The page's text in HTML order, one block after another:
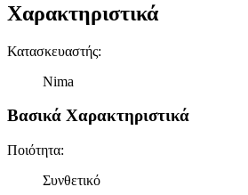
Χαρακτηριστικά
Κατασκευαστής:
Nima
Βασικά Χαρακτηριστικά
Ποιότητα:
Συνθετικό